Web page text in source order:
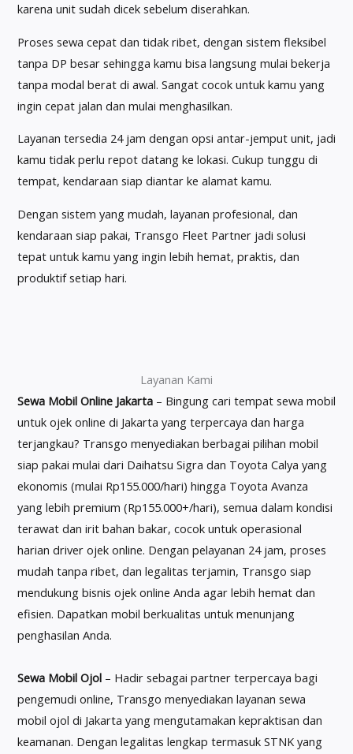
karena unit sudah dicek sebelum diserahkan.
Proses sewa cepat dan tidak ribet, dengan sistem fleksibel
tanpa DP besar sehingga kamu bisa langsung mulai bekerja
tanpa modal berat di awal. Sangat cocok untuk kamu yang
ingin cepat jalan dan mulai menghasilkan.
Layanan tersedia 24 jam dengan opsi antar-jemput unit, jadi
kamu tidak perlu repot datang ke lokasi. Cukup tunggu di
tempat, kendaraan siap diantar ke alamat kamu.
Dengan sistem yang mudah, layanan profesional, dan
kendaraan siap pakai, Transgo Fleet Partner jadi solusi
tepat untuk kamu yang ingin lebih hemat, praktis, dan
produktif setiap hari.
Layanan Kami
Sewa Mobil Online Jakarta– Bingung cari tempat sewa mobil
untuk ojek online di Jakarta yang terpercaya dan harga
terjangkau? Transgo menyediakan berbagai pilihan mobil
siap pakai mulai dari Daihatsu Sigra dan Toyota Calya yang
ekonomis (mulai Rp155.000/hari) hingga Toyota Avanza
yang lebih premium (Rp155.000+/hari), semua dalam kondisi
terawat dan irit bahan bakar, cocok untuk operasional
harian driver ojek online. Dengan pelayanan 24 jam, proses
mudah tanpa ribet, dan legalitas terjamin, Transgo siap
mendukung bisnis ojek online Anda agar lebih hemat dan
efisien. Dapatkan mobil berkualitas untuk menunjang
penghasilan Anda.
Sewa Mobil Ojol– Hadir sebagai partner terpercaya bagi
pengemudi online, Transgo menyediakan layanan sewa
mobil ojol di Jakarta yang mengutamakan kepraktisan dan
keamanan. Dengan legalitas lengkap termasuk STNK yang